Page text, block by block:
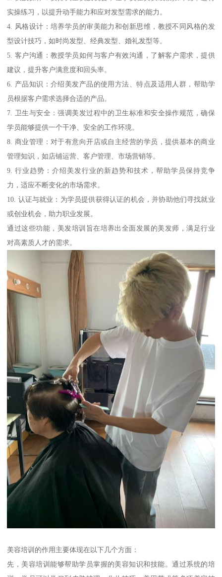
实操练习，以提升动手能力和应对发型需求的能力。
4. 风格设计：培养学员的审美能力和创新思维，教授不同风格的发
型设计技巧，如时尚发型、经典发型、婚礼发型等。
5. 客户沟通：教授学员如何与客户有效沟通，了解客户需求，提供
建议，提升客户满意度和回头率。
6. 产品知识：介绍美发产品的使用方法、特点及适用人群，帮助学
员根据客户需求选择合适的产品。
7. 卫生与安全：强调美发过程中的卫生标准和安全操作规范，确保
学员能够提供一个干净、安全的工作环境。
8. 商业管理：对于有意向开店或自主经营的学员，提供基本的商业
管理知识，如店铺运营、客户管理、市场营销等。
9. 行业趋势：介绍美发行业的新趋势和技术，帮助学员保持竞争
力，适应不断变化的市场需求。
10. 认证与就业：为学员提供获得认证的机会，并协助他们寻找就业
或创业机会，助力职业发展。
通过这些功能，美发培训旨在培养出全面发展的美发师，满足行业
对高素质人才的需求。
美容培训的作用主要体现在以下几个方面：
先，美容培训能够帮助学员掌握的美容知识和技能。通过系统的培